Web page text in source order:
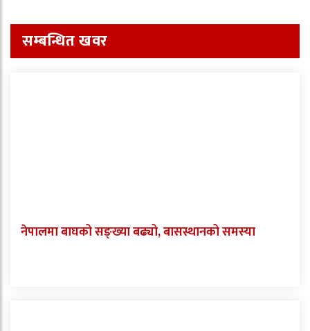
सम्बन्धित खवर
नेपालमा बाघको सङ्ख्या बढ्यो, बासस्थानको समस्या